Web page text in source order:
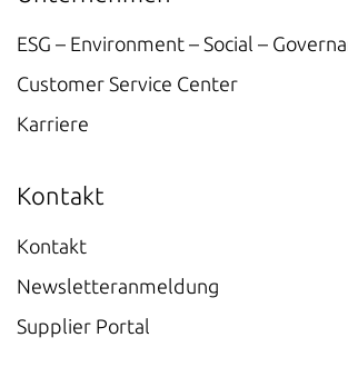
ESG – Environment – Social –
Customer Service Center
Karriere
Kontakt
Kontakt
Newsletteranmeldung
Supplier Portal